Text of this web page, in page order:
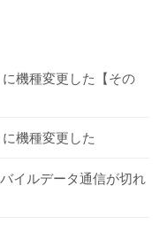
機種変更した【その
機種変更した
イルデータ通信が切れ